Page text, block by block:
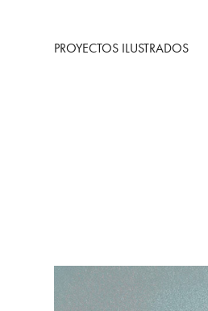
PROYECTOS ILUSTRADOS